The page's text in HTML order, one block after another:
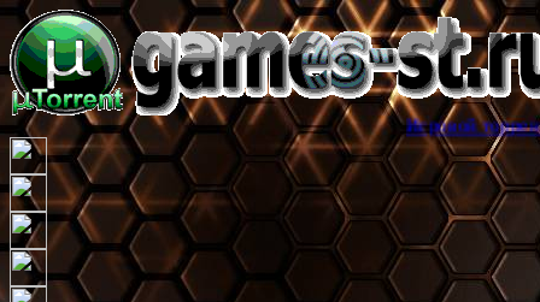
Игровой торрент трекер